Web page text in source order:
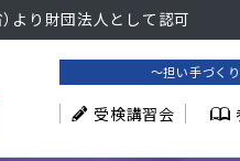
より財団法人として認可
～担い手づく
受検講習会